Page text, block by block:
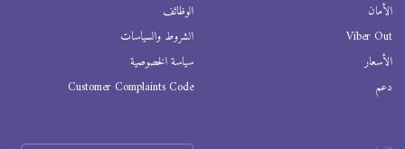
الأمان
Viber Out
الأسعار
دعم
الوظائف
الشروط والسياسات
سياسة الخصوصية
Customer Complaints Code